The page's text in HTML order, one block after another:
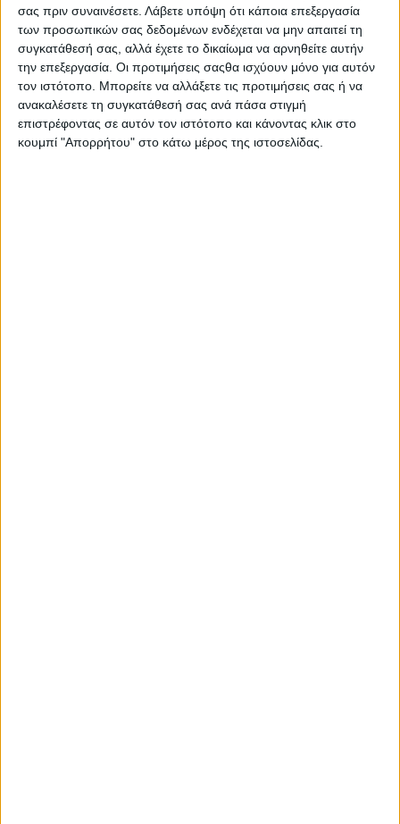
σας πριν συναινέσετε. Λάβετε υπόψη ότι κάποια επεξεργασία
των προσωπικών σας δεδομένων ενδέχεται να μην απαιτεί τη
συγκατάθεσή σας, αλλά έχετε το δικαίωμα να αρνηθείτε αυτήν
την επεξεργασία. Οι προτιμήσεις σαςθα ισχύουν μόνο για αυτόν
τον ιστότοπο. Μπορείτε να αλλάξετε τις προτιμήσεις σας ή να
ανακαλέσετε τη συγκατάθεσή σας ανά πάσα στιγμή
επιστρέφοντας σε αυτόν τον ιστότοπο και κάνοντας κλικ στο
κουμπί "Απορρήτου" στο κάτω μέρος της ιστοσελίδας.
της.
Ιδιαίτερο ενδιαφέρον είχαν οι αναφορές του προέδρου της
Ένωσης Αγρινίου στο μεγάλο θέμα των ημερών, αυτό του
ΟΠΕΚΕΠΕ και των όσων σε καθημερινή βάση πλέον
αποκαλύπτονται, τα οποία και δεν εξέπληξαν τον
Συνεταιρισμό, καθώς από ετών έχει καταγγείλει σε κάθε
αρμόδιο φορέα και αρχή, όχι μόνο την ύπαρξη του